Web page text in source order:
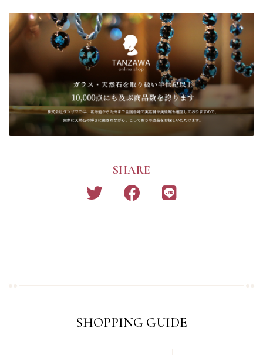
SHARE
SHOPPING GUIDE